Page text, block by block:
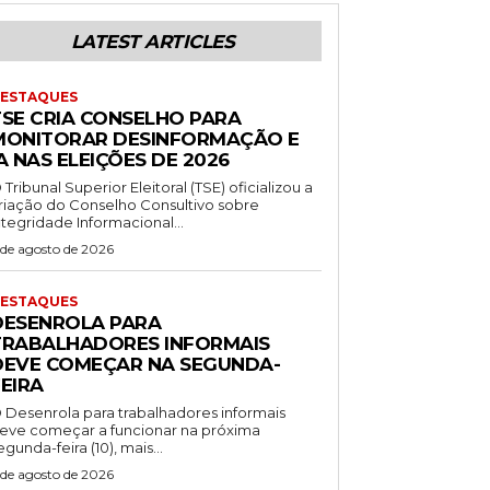
LATEST ARTICLES
CRIA CONSELHO PARA
DESINFORMAÇÃO E
NAS ELEIÇÕES DE 2026
Tribunal Superior Eleitoral (TSE) oficializou a
do Conselho Consultivo sobre
Informacional...
agosto de 2026
PARA
INFORMAIS
COMEÇAR NA SEGUNDA-
Desenrola para trabalhadores informais
começar a funcionar na próxima
feira (10), mais...
agosto de 2026